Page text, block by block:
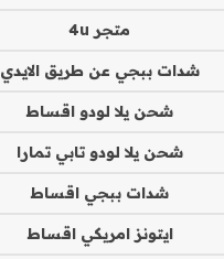
متجر 4u
شدات ببجي عن طريق الايدي
شحن يلا لودو اقساط
شحن يلا لودو تابي تمارا
شدات ببجي اقساط
ايتونز امريكي اقساط